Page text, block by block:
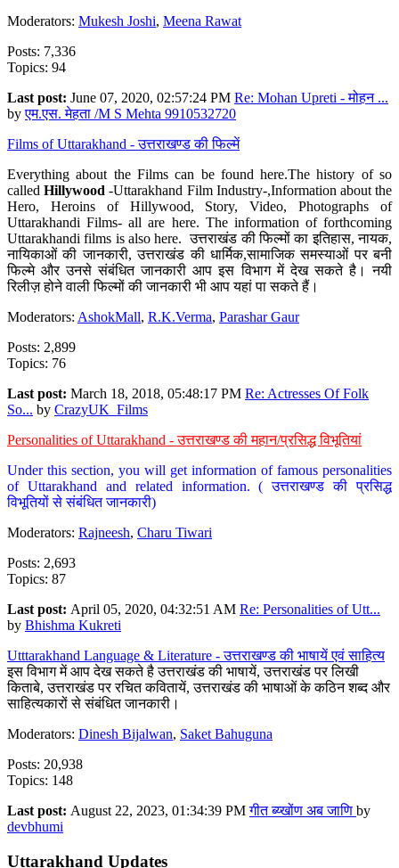
Moderators: Mukesh Joshi, Meena Rawat
Posts: 7,336
Topics: 94
Last post: June 07, 2020, 02:57:24 PM Re: Mohan Upreti - मोहन ...
byएम.एस. मेहता /M S Mehta 9910532720
Films of Uttarakhand - उत्तराखण्ड की फिल्में
Everything about the Films can be found here.The history of so
calledHillywood-Uttarakhand Film Industry-,Information about the
Hero, Heroins of Hillywood, Story, Video, Photographs of
Uttarakhandi Films- all are here. The information of forthcoming
Uttarakhandi films is also here. उत्तराखंड की फिल्मों का इतिहास, नायक,
नायिकाओं की जानकारी, उत्तराखंड की धार्मिक,सामाजिक समस्याओं पर बनी
फिल्मे और उनसे संबंधित जानकारी आप इस विभाग में देख सकते है। नयी
रिलीज़ होने वाली फिल्मों की जानकारी भी आप यहां पा सकते हैं।
Moderators: AshokMall, R.K.Verma, Parashar Gaur
Posts: 2,899
Topics: 76
Last post: March 18, 2018, 05:48:17 PM Re: Actresses Of Folk
So... by CrazyUK_Films
Personalities of Uttarakhand - उत्तराखण्ड की महान/प्रसिद्ध विभूतियां
Under this section, you will get information of famous personalities
of Uttarakhand and related information. ( उत्तराखण्ड की प्रसिद्ध
विभूतियों से संबंधित जानकारी)
Moderators: Rajneesh, Charu Tiwari
Posts: 2,693
Topics: 87
Last post: April 05, 2020, 04:32:51 AM Re: Personalities of Utt...
by Bhishma Kukreti
Utttarakhand Language & Literature - उत्तराखण्ड की भाषायें एवं साहित्य
इस विभाग में आप देख सकते है उत्तराखंड की भाषायें, उत्तराखंड पर लिखी
किताबे, उत्तराखंड पर रचित कवितायें, उत्तराखंड की भाषाओं के कठिन शब्द और
साहित्यकारों से संबंधित जानकारी।
Moderators: Dinesh Bijalwan, Saket Bahuguna
Posts: 20,938
Topics: 148
Last post: August 22, 2023, 01:34:39 PMगीत ब्य्खोंण अब जाणि by
devbhumi
Uttarakhand Updates